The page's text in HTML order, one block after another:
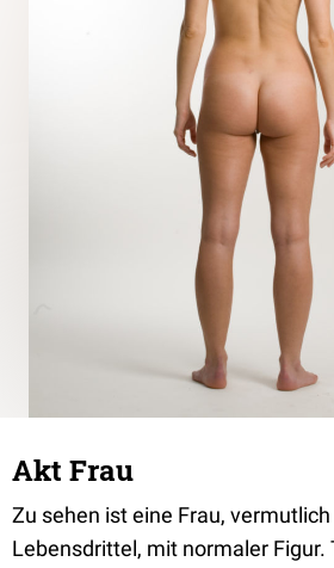
Akt Frau
Zu sehen ist eine Frau,
Lebensdrittel, mit normaler Figur.